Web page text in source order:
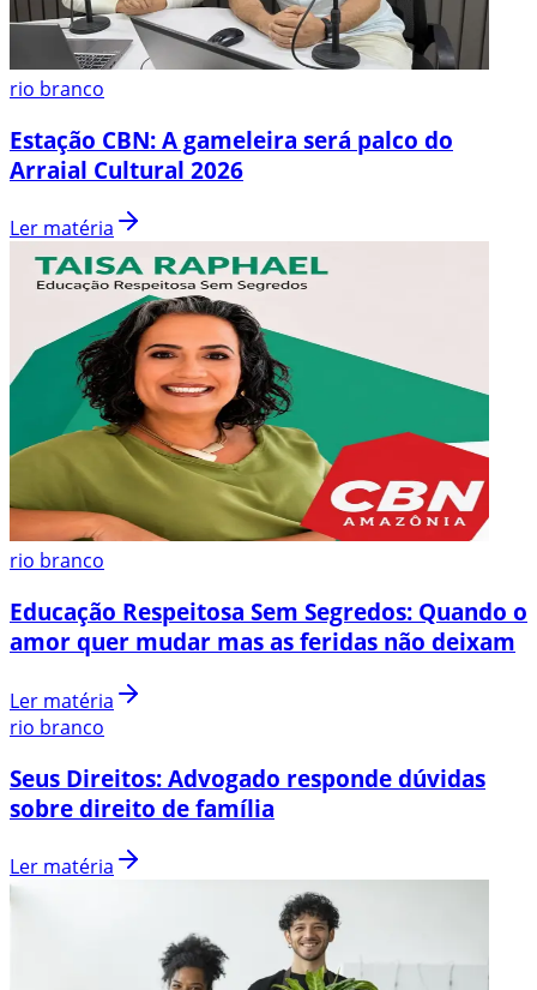
rio branco
Estação CBN: A gameleira será palco do
Arraial Cultural 2026
Ler matéria
rio branco
Educação Respeitosa Sem Segredos: Quando o
amor quer mudar mas as feridas não deixam
Ler matéria
rio branco
Seus Direitos: Advogado responde dúvidas
sobre direito de família
Ler matéria